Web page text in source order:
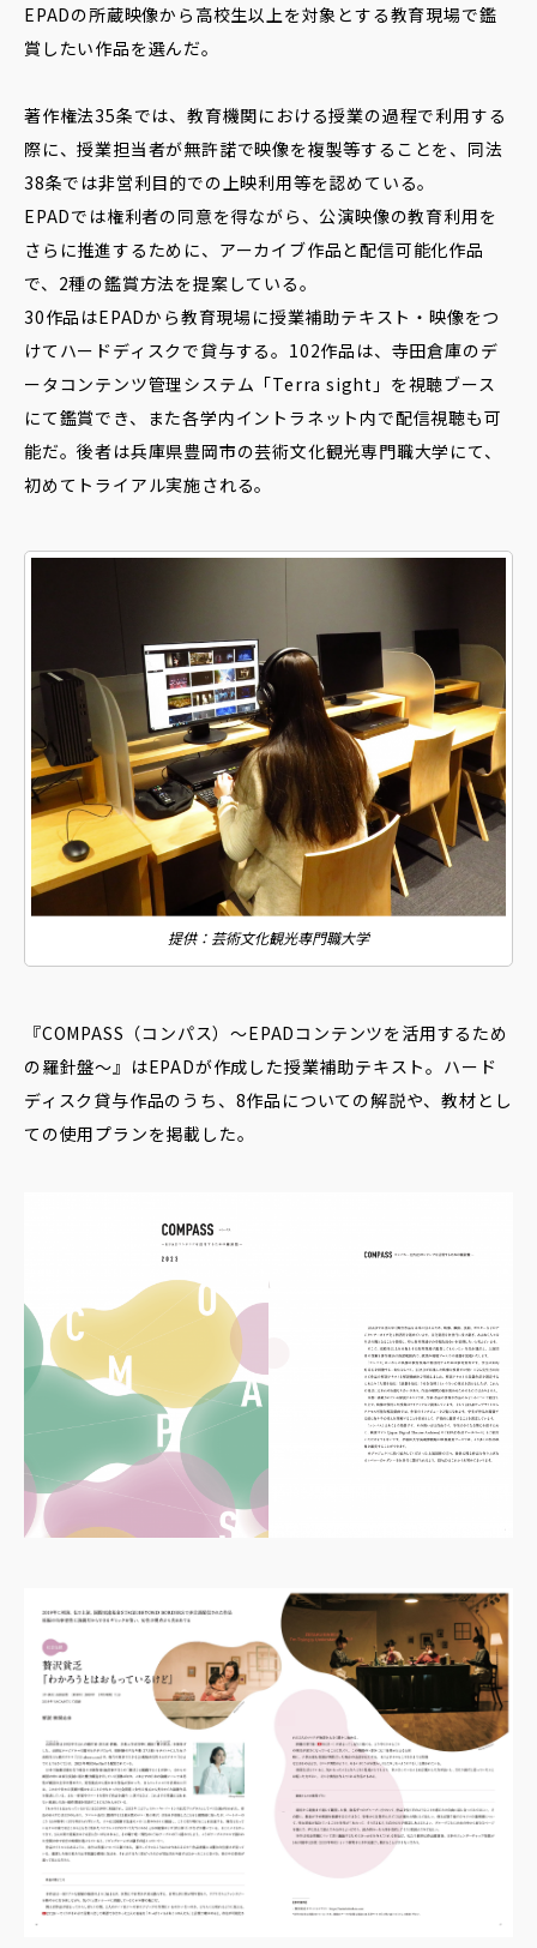
EPADの所蔵映像から高校生以上を対象とする教育現場で鑑
賞したい作品を選んだ。
著作権法35条では、教育機関における授業の過程で利用する
際に、授業担当者が無許諾で映像を複製等することを、同法
38条では非営利目的での上映利用等を認めている。
EPADでは権利者の同意を得ながら、公演映像の教育利用を
さらに推進するために、アーカイブ作品と配信可能化作品
で、2種の鑑賞方法を提案している。
30作品はEPADから教育現場に授業補助テキスト・映像をつ
けてハードディスクで貸与する。102作品は、寺田倉庫のデ
ータコンテンツ管理システム「Terra sight」を視聴ブース
にて鑑賞でき、また各学内イントラネット内で配信視聴も可
能だ。後者は兵庫県豊岡市の芸術文化観光専門職大学にて、
初めてトライアル実施される。
提供：芸術文化観光専門職大学
『COMPASS（コンパス）〜EPADコンテンツを活用するため
の羅針盤〜』はEPADが作成した授業補助テキスト。ハード
ディスク貸与作品のうち、8作品についての解説や、教材とし
ての使用プランを掲載した。